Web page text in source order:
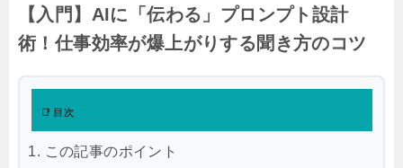
【入門】AIに「伝わる」プロンプト設計
術！仕事効率が爆上がりする聞き方のコツ
📑 目次
この記事のポイント